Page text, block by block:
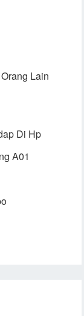
Lain
Di Hp
A01